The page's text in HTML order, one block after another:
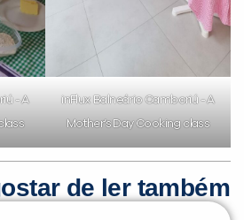
- A inFlux Balneário Camboriú - A
Mother’s Day Cooking class
de ler também